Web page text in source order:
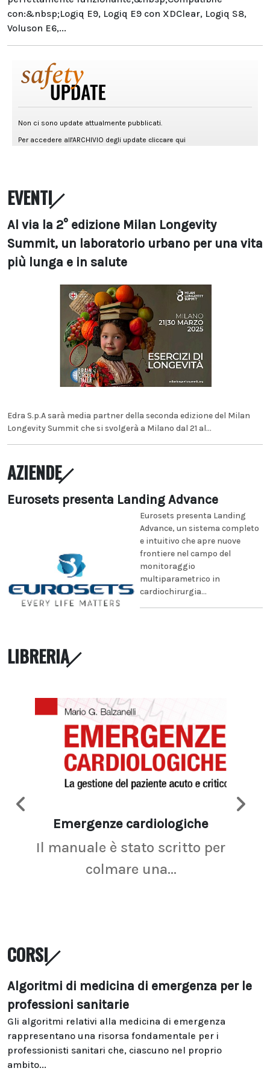
con:&nbsp;Logiq E9, Logiq E9 con XDClear, Logiq S8,
Voluson E6,...
EVENTI
Al via la 2° edizione Milan Longevity
Summit, un laboratorio urbano per una vita
più lunga e in salute
Edra S.p.A sarà media partner della seconda edizione del Milan
Longevity Summit che si svolgerà a Milano dal 21 al...
AZIENDE
Eurosets presenta Landing Advance
Eurosets presenta Landing
Advance, un sistema completo
e intuitivo che apre nuove
frontiere nel campo del
monitoraggio
multiparametrico in
cardiochirurgia...
LIBRERIA
Emergenze cardiologiche
Il manuale è stato scritto per
colmare una...
CORSI
Algoritmi di medicina di emergenza per le
professioni sanitarie
Gli algoritmi relativi alla medicina di emergenza
rappresentano una risorsa fondamentale per i
professionisti sanitari che, ciascuno nel proprio
ambito...